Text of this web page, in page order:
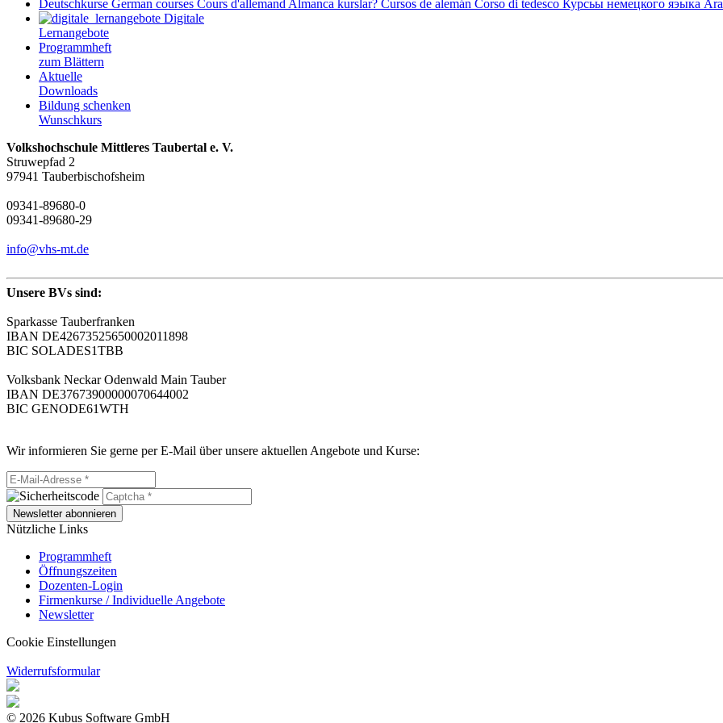
Deutschkurse German courses Cours d'allemand Almanca kurslar? Cursos de alemán Corso di tedesco Курсьы немецкого яэыка
Digitale
Lernangebote
Programmheft
zum Blättern
Aktuelle
Downloads
Bildung schenken
Wunschkurs
Volkshochschule Mittleres Taubertal e. V.
Struwepfad 2
97941 Tauberbischofsheim
09341-89680-0
09341-89680-29
info@vhs-mt.de
Unsere BVs sind:
Sparkasse Tauberfranken
IBAN DE42673525650002011898
BIC SOLADES1TBB
Volksbank Neckar Odenwald Main Tauber
IBAN DE37673900000070644002
BIC GENODE61WTH
Wir informieren Sie gerne per E-Mail über unsere aktuellen Angebote und Kurse:
Newsletter abonnieren
Nützliche Links
Programmheft
Öffnungszeiten
Dozenten-Login
Firmenkurse / Individuelle Angebote
Newsletter
Cookie Einstellungen
Widerrufsformular
© 2026 Kubus Software GmbH